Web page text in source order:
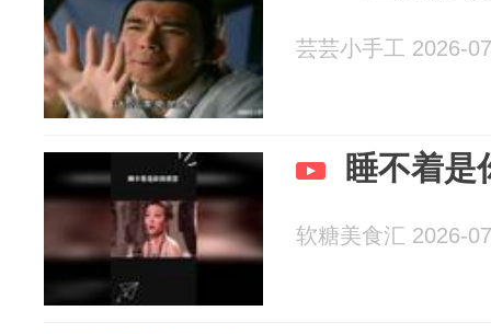
芸芸小手工 2026-
睡不着是
软糖美食汇 2026-